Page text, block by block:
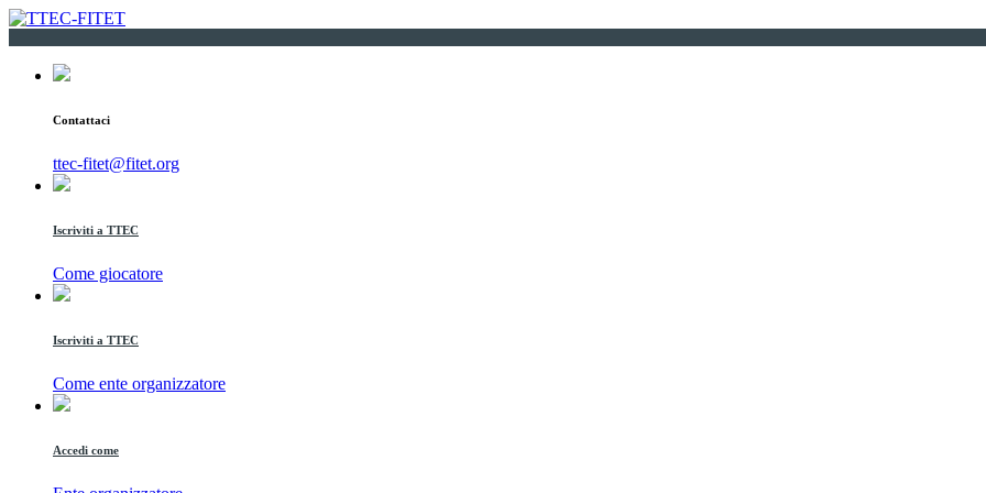
Contattaci
ttec-fitet@fitet.org
Iscriviti a TTEC
Come giocatore
Iscriviti a TTEC
Come ente organizzatore
Accedi come